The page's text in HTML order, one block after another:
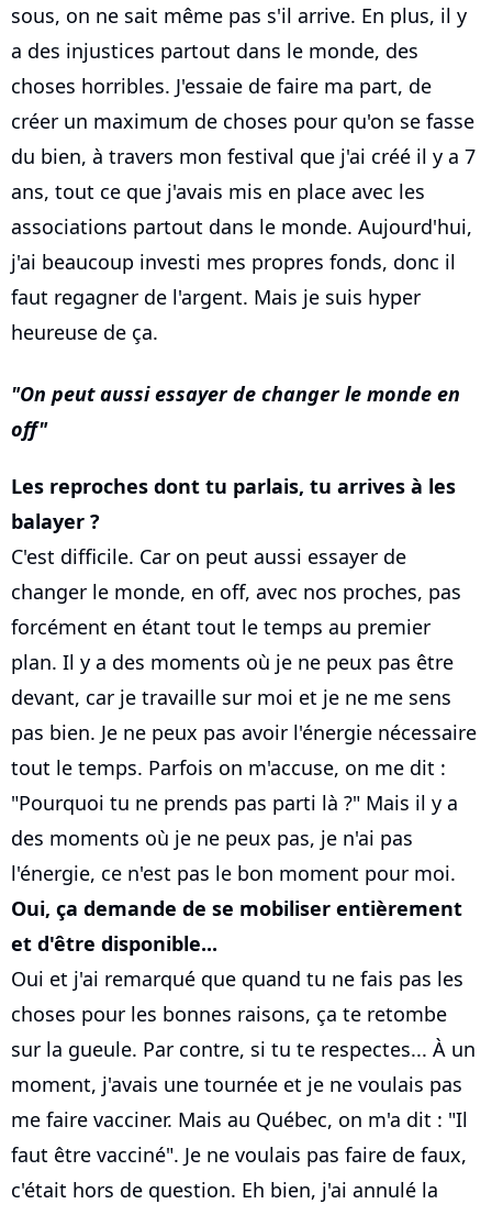
sous, on ne sait même pas s'il arrive. En plus, il y
a des injustices partout dans le monde, des
choses horribles. J'essaie de faire ma part, de
créer un maximum de choses pour qu'on se fasse
du bien, à travers mon festival que j'ai créé il y a 7
ans, tout ce que j'avais mis en place avec les
associations partout dans le monde. Aujourd'hui,
j'ai beaucoup investi mes propres fonds, donc il
faut regagner de l'argent. Mais je suis hyper
heureuse de ça.
On peut aussi essayer de changer le monde en
off
Les reproches dont tu parlais, tu arrives à les
balayer ?
C'est difficile. Car on peut aussi essayer de
changer le monde, en off, avec nos proches, pas
forcément en étant tout le temps au premier
plan. Il y a des moments où je ne peux pas être
devant, car je travaille sur moi et je ne me sens
pas bien. Je ne peux pas avoir l'énergie nécessaire
tout le temps. Parfois on m'accuse, on me dit :
"Pourquoi tu ne prends pas parti là ?" Mais il y a
des moments où je ne peux pas, je n'ai pas
l'énergie, ce n'est pas le bon moment pour moi.
Oui, ça demande de se mobiliser entièrement
et d'être disponible...
Oui et j'ai remarqué que quand tu ne fais pas les
choses pour les bonnes raisons, ça te retombe
sur la gueule. Par contre, si tu te respectes... À un
moment, j'avais une tournée et je ne voulais pas
me faire vacciner. Mais au Québec, on m'a dit : "Il
faut être vacciné". Je ne voulais pas faire de faux,
c'était hors de question. Eh bien, j'ai annulé la